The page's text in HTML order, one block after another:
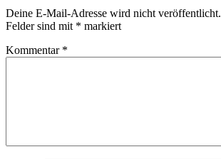
Deine E-Mail-Adresse wird nicht veröffentlicht.
Felder sind mit * markiert
Kommentar *